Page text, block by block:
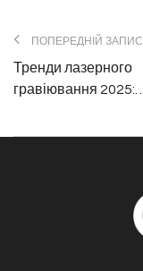
ПОПЕРЕДНІЙ ЗАПИС
Тренди лазерного
гравіювання 2025: